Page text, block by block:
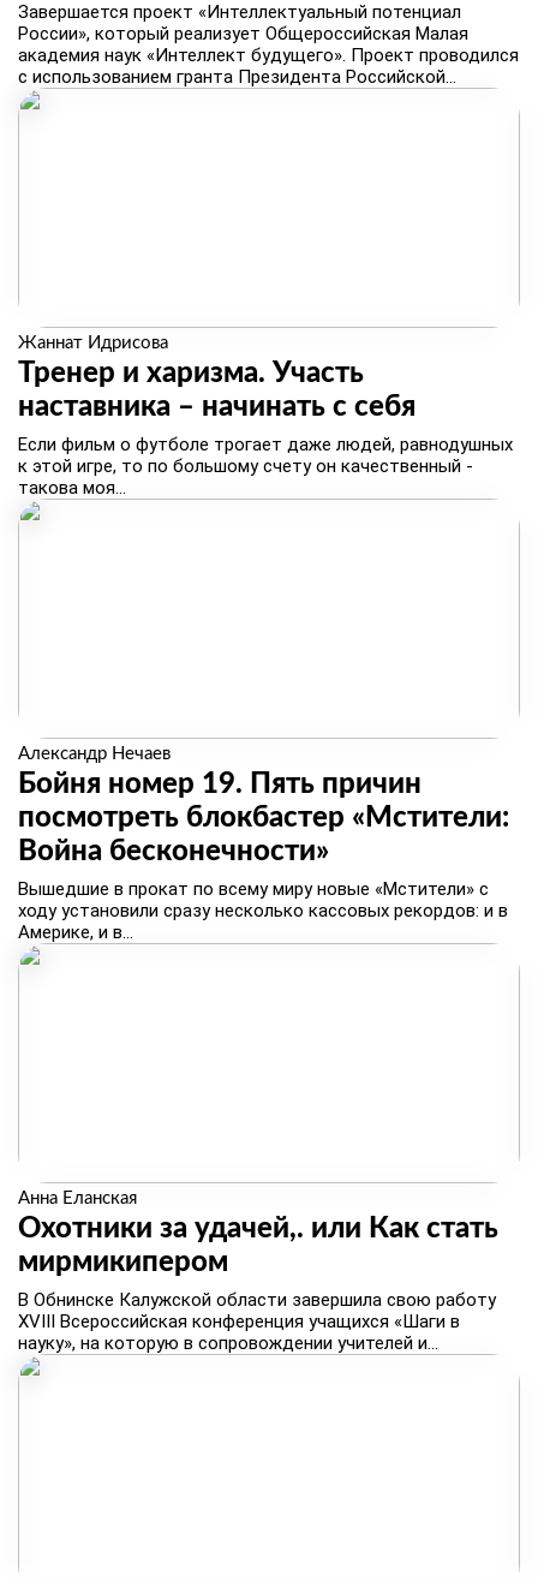
Завершается проект «Интеллектуальный потенциал
России», который реализует Общероссийская Малая
академия наук «Интеллект будущего». Проект проводился
с использованием гранта Президента Российской...
Жаннат Идрисова
Тренер и харизма. Участь
наставника – начинать с себя
Если фильм о футболе трогает даже людей, равнодушных
к этой игре, то по большому счету он качественный -
такова моя...
Александр Нечаев
Бойня номер 19. Пять причин
посмотреть блокбастер «Мстители:
Война бесконечности»
Вышедшие в прокат по всему миру новые «Мстители» с
ходу установили сразу несколько кассовых рекордов: и в
Америке, и в...
Анна Еланская
Охотники за удачей,. или Как стать
мирмикипером
В Обнинске Калужской области завершила свою работу
XVIII Всероссийская конференция учащихся «Шаги в
науку», на которую в сопровождении учителей и...